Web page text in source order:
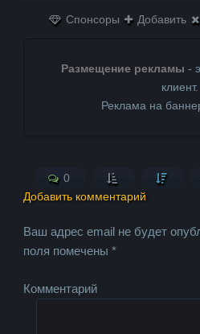
Спонсоры Добавить
Размещение рекламы -
клиент.
Реклама на
0
Добавить комментарий
Ваш адрес email не будет
поля помечены*
Комментарий